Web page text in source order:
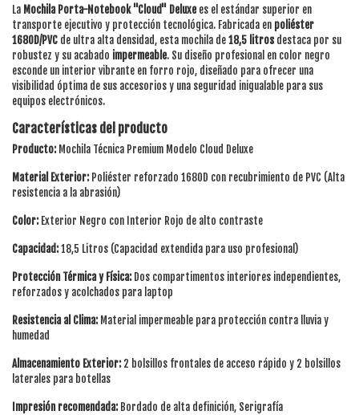
La Mochila Porta-Notebook "Cloud" Deluxees el estándar superior en
transporte ejecutivo y protección tecnológica. Fabricada en poliéster
1680D/PVC de ultra alta densidad, esta mochila de18,5 litros destaca por su
robustez y su acabado impermeable. Su diseño profesional en color negro
esconde un interior vibrante en forro rojo, diseñado para ofrecer una
visibilidad óptima de sus accesorios y una seguridad inigualable para sus
equipos electrónicos.
Características del producto
Producto: Mochila Técnica Premium Modelo Cloud Deluxe
Material Exterior: Poliéster reforzado 1680D con recubrimiento de PVC (Alta
resistencia a la abrasión)
Color: Exterior Negro con Interior Rojo de alto contraste
Capacidad:18,5 Litros (Capacidad extendida para uso profesional)
Protección Térmica y Física: Dos compartimentos interiores independientes,
reforzados y acolchados para laptop
Resistencia al Clima: Material impermeable para protección contra lluvia y
humedad
Almacenamiento Exterior: 2 bolsillos frontales de acceso rápido y 2 bolsillos
laterales para botellas
Impresión recomendada: Bordado de alta definición, Serigrafía